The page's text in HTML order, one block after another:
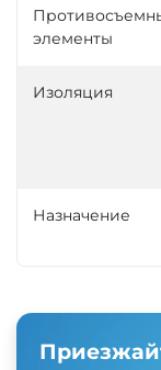
элементы
Изоляция
Назначение